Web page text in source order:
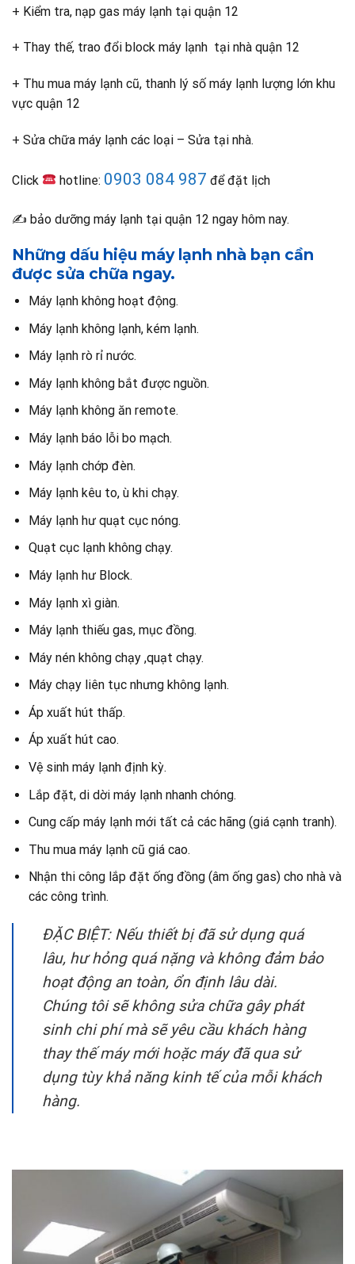
+ Kiểm tra, nạp gas máy lạnh tại quận 12
+ Thay thế, trao đổi block máy lạnh tại nhà quận 12
+ Thu mua máy lạnh cũ, thanh lý số máy lạnh lượng lớn khu
vực quận 12
+ Sửa chữa máy lạnh các loại – Sửa tại nhà.
Click hotline: 0903 084 987 để đặt lịch
✍️ bảo dưỡng máy lạnh tại quận 12 ngay hôm nay.
Những dấu hiệu máy lạnh nhà bạn cần
được sửa chữa ngay.
Máy lạnh không hoạt động.
Máy lạnh không lạnh, kém lạnh.
Máy lạnh rò rỉ nước.
Máy lạnh không bắt được nguồn.
Máy lạnh không ăn remote.
Máy lạnh báo lỗi bo mạch.
Máy lạnh chớp đèn.
Máy lạnh kêu to, ù khi chạy.
Máy lạnh hư quạt cục nóng.
Quạt cục lạnh không chạy.
Máy lạnh hư Block.
Máy lạnh xì giàn.
Máy lạnh thiếu gas, mục đồng.
Máy nén không chạy ,quạt chạy.
Máy chạy liên tục nhưng không lạnh.
Áp xuất hút thấp.
Áp xuất hút cao.
Vệ sinh máy lạnh định kỳ.
Lắp đặt, di dời máy lạnh nhanh chóng.
Cung cấp máy lạnh mới tất cả các hãng (giá cạnh tranh).
Thu mua máy lạnh cũ giá cao.
Nhận thi công lắp đặt ống đồng (âm ống gas) cho nhà và
các công trình.
ĐẶC BIỆT: Nếu thiết bị đã sử dụng quá
lâu, hư hỏng quá nặng và không đảm bảo
hoạt động an toàn, ổn định lâu dài.
Chúng tôi sẽ không sửa chữa gây phát
sinh chi phí mà sẽ yêu cầu khách hàng
thay thế máy mới hoặc máy đã qua sử
dụng tùy khả năng kinh tế của mỗi khách
hàng.